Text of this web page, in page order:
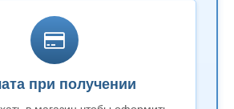
при получении